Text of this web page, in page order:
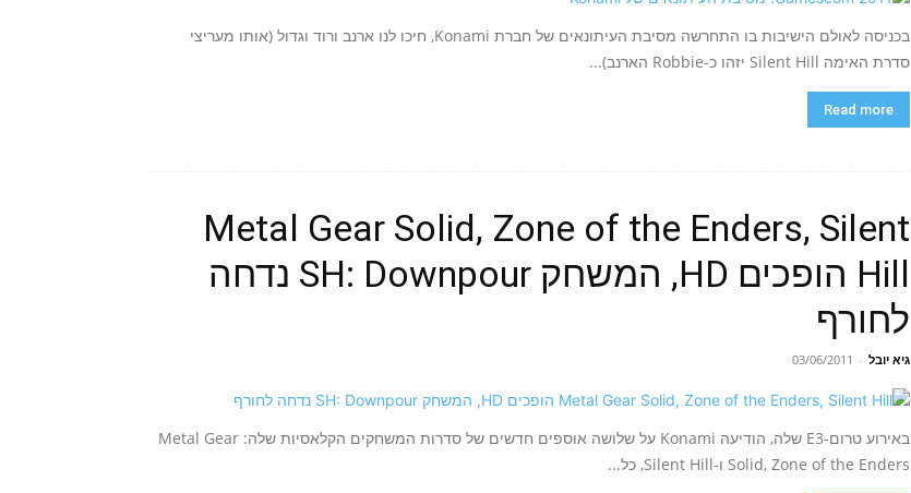
בכניסה לאולם הישיבות בו התחרשה מסיבת העיתונאים של חברת Konami, חיכו לנו ארנב ורוד וגדול (אותו מעריצי
סדרת האימה Silent Hill יזהו כ-Robbie הארנב)...
Read more
Metal Gear Solid, Zone of the Enders, Silent
Hill הופכים HD, המשחק SH: Downpour נדחה
לחורף
גיא יובל -
03/06/2011
באירוע טרום-E3 שלה, הודיעה Konami על שלושה אוספים חדשים של סדרות המשחקים הקלאסיות שלה: Metal Gear
Solid, Zone of the Enders ו-Silent Hill, כל...